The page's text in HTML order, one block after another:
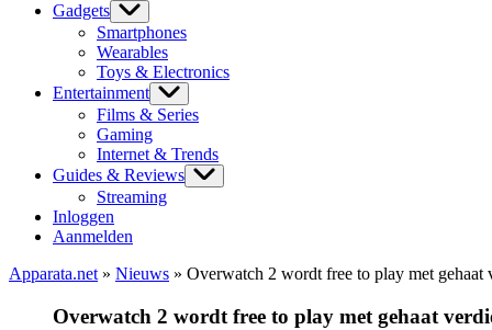
Gadgets
Smartphones
Wearables
Toys & Electronics
Entertainment
Films & Series
Gaming
Internet & Trends
Guides & Reviews
Streaming
Inloggen
Aanmelden
Apparata.net » Nieuws » Overwatch 2 wordt free to play met gehaat
Overwatch 2 wordt free to play met gehaat